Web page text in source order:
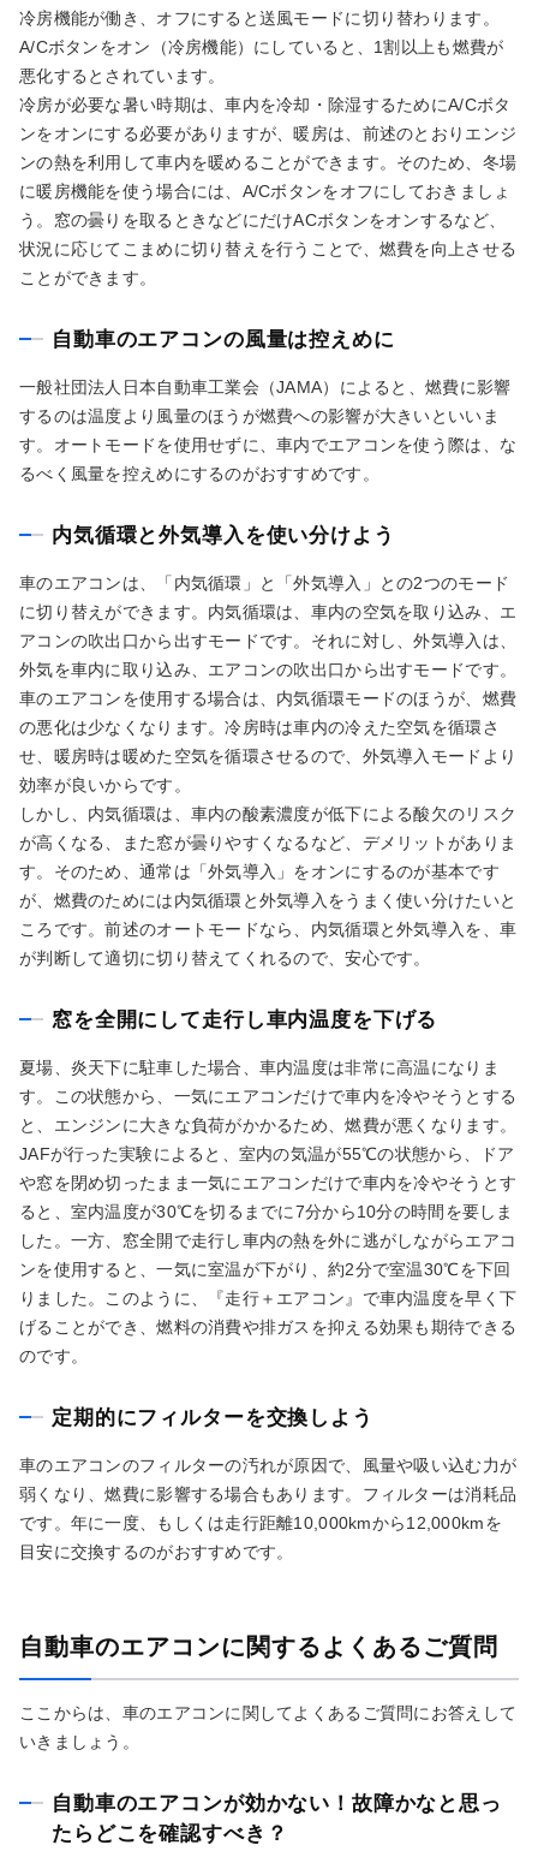
冷房機能が働き、オフにすると送風モードに切り替わります。
A/Cボタンをオン（冷房機能）にしていると、1割以上も燃費が
悪化するとされています。
冷房が必要な暑い時期は、車内を冷却・除湿するためにA/Cボタ
ンをオンにする必要がありますが、暖房は、前述のとおりエンジ
ンの熱を利用して車内を暖めることができます。そのため、冬場
に暖房機能を使う場合には、A/Cボタンをオフにしておきましょ
う。窓の曇りを取るときなどにだけACボタンをオンするなど、
状況に応じてこまめに切り替えを行うことで、燃費を向上させる
ことができます。
自動車のエアコンの風量は控えめに
一般社団法人日本自動車工業会（JAMA）によると、燃費に影響
するのは温度より風量のほうが燃費への影響が大きいといいま
す。オートモードを使用せずに、車内でエアコンを使う際は、な
るべく風量を控えめにするのがおすすめです。
内気循環と外気導入を使い分けよう
車のエアコンは、「内気循環」と「外気導入」との2つのモード
に切り替えができます。内気循環は、車内の空気を取り込み、エ
アコンの吹出口から出すモードです。それに対し、外気導入は、
外気を車内に取り込み、エアコンの吹出口から出すモードです。
車のエアコンを使用する場合は、内気循環モードのほうが、燃費
の悪化は少なくなります。冷房時は車内の冷えた空気を循環さ
せ、暖房時は暖めた空気を循環させるので、外気導入モードより
効率が良いからです。
しかし、内気循環は、車内の酸素濃度が低下による酸欠のリスク
が高くなる、また窓が曇りやすくなるなど、デメリットがありま
す。そのため、通常は「外気導入」をオンにするのが基本です
が、燃費のためには内気循環と外気導入をうまく使い分けたいと
ころです。前述のオートモードなら、内気循環と外気導入を、車
が判断して適切に切り替えてくれるので、安心です。
窓を全開にして走行し車内温度を下げる
夏場、炎天下に駐車した場合、車内温度は非常に高温になりま
す。この状態から、一気にエアコンだけで車内を冷やそうとする
と、エンジンに大きな負荷がかかるため、燃費が悪くなります。
JAFが行った実験によると、室内の気温が55℃の状態から、ドア
や窓を閉め切ったまま一気にエアコンだけで車内を冷やそうとす
ると、室内温度が30℃を切るまでに7分から10分の時間を要しま
した。一方、窓全開で走行し車内の熱を外に逃がしながらエアコ
ンを使用すると、一気に室温が下がり、約2分で室温30℃を下回
りました。このように、『走行＋エアコン』で車内温度を早く下
げることができ、燃料の消費や排ガスを抑える効果も期待できる
のです。
定期的にフィルターを交換しよう
車のエアコンのフィルターの汚れが原因で、風量や吸い込む力が
弱くなり、燃費に影響する場合もあります。フィルターは消耗品
です。年に一度、もしくは走行距離10,000kmから12,000kmを
目安に交換するのがおすすめです。
自動車のエアコンに関するよくあるご質問
ここからは、車のエアコンに関してよくあるご質問にお答えして
いきましょう。
自動車のエアコンが効かない！故障かなと思っ
たらどこを確認すべき？